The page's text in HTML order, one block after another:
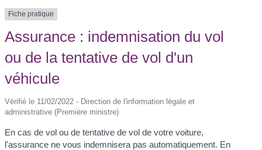
Fiche pratique
Assurance : indemnisation du vol
ou de la tentative de vol d'un
véhicule
Vérifié le 11/02/2022 - Direction de l'information légale et
administrative (Première ministre)
En cas de vol ou de tentative de vol de votre voiture,
l'assurance ne vous indemnisera pas automatiquement. En